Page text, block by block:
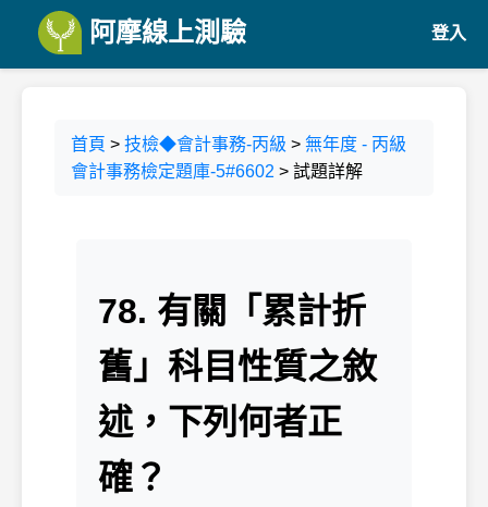
阿摩線上測驗 登入
首頁 > 技檢◆會計事務-丙級 > 無年度 - 丙級
會計事務檢定題庫-5#6602 > 試題詳解
78. 有關「累計折
舊」科目性質之敘
述，下列何者正
確？